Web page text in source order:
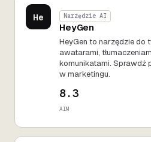
He Narzędzie AI
HeyGen
HeyGen to narzędzie do
awatarami,
komunikatami. Sprawdź
w marketingu.
8.3
AIM